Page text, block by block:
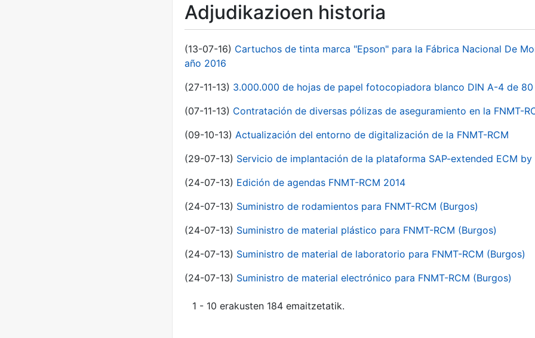
Adjudikazioen historia
(13-07-16) Cartuchos de tinta marca "Epson" para la Fábrica Nacional De
año 2016
(27-11-13) 3.000.000 de hojas de papel fotocopiadora blanco DIN A-4 de 80
(07-11-13) Contratación de diversas pólizas de aseguramiento en la FNMT-
(09-10-13) Actualización del entorno de digitalización de la FNMT-RCM
(29-07-13) Servicio de implantación de la plataforma SAP-extended ECM by
(24-07-13) Edición de agendas FNMT-RCM 2014
(24-07-13) Suministro de rodamientos para FNMT-RCM (Burgos)
(24-07-13) Suministro de material plástico para FNMT-RCM (Burgos)
(24-07-13) Suministro de material de laboratorio para FNMT-RCM (Burgos)
(24-07-13) Suministro de material electrónico para FNMT-RCM (Burgos)
1 - 10 erakusten 184 emaitzetatik.